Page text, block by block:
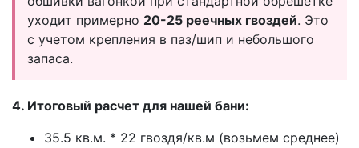
уходит примерно 20-25 реечных гвоздей. Это
с учетом крепления в паз/шип и небольшого
запаса.
4. Итоговый расчет для нашей бани:
35.5 кв.м. * 22 гвоздя/кв.м (возьмем среднее)